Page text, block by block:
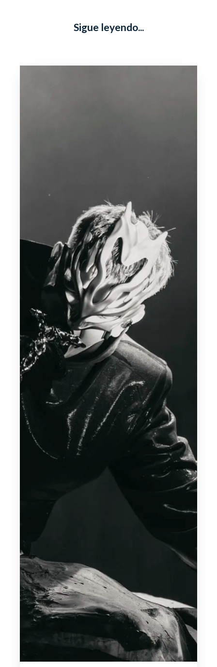
Sigue leyendo...